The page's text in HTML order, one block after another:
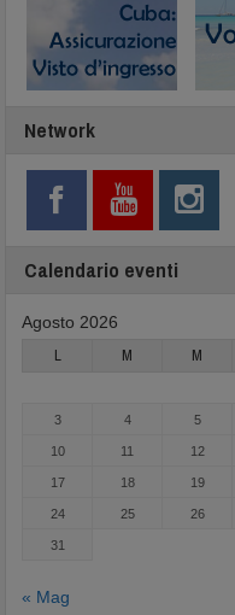
Network
Calendario eventi
Agosto 2026
L M M
3 4 5
10 11 12
17 18 19
24 25 26
31
« Mag